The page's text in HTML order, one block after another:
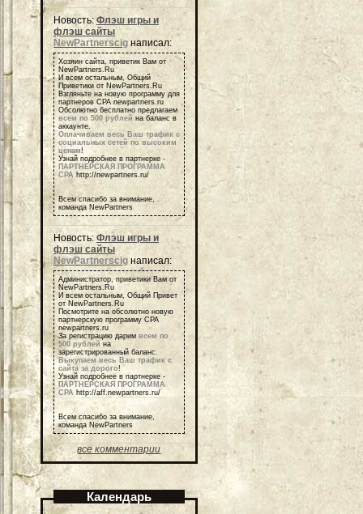
Новость:Флэш игры и
флэш сайты
NewPartnerscigнаписал:
Хозяин сайта, приветик Вам от
NewPartners.Ru
И всем остальным, Общий
Приветики от NewPartners.Ru
Взгляньте на новую программу для
партнеров СРА newpartners.ru
Обсолютно бесплатно предлагаем
всем по 500 рублей на баланс в
аккаунте.
Оплачиваем весь Ваш трафик с
социальных сетей по высоким
ценам!
Узнай подробнее в партнерке -
ПАРТНЕРСКАЯ ПРОГРАММА
СРА http://newpartners.ru/
Всем спасибо за внимание,
команда NewPartners
Новость: Флэш игры и
флэш сайты
NewPartnerscig написал:
Администратор, приветики Вам от
NewPartners.Ru
И всем остальным, Общий Привет
от NewPartners.Ru
Посмотрите на обсолютно новую
партнерскую программу СРА
newpartners.ru
За регистрацию дарим всем по
500 рублей на
зарегистрированный баланс.
Выкупаем весь Ваш трафик с
сайта за дорого!
Узнай подробнее в партнерке -
ПАРТНЕРСКАЯ ПРОГРАММА
СРА http://aff.newpartners.ru/
Всем спасибо за внимание,
команда NewPartners
все комментарии
Календарь